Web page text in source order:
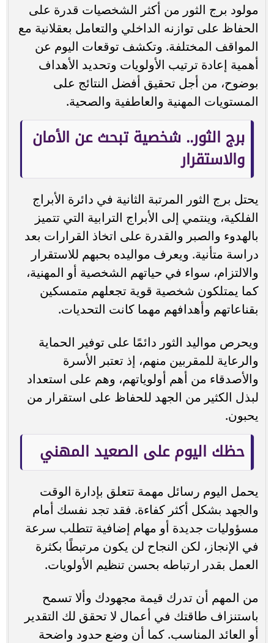
مولود برج الثور من أكثر الشخصيات قدرة على
الحفاظ على توازنه الداخلي والتعامل بعقلانية مع
المواقف المختلفة. وتكشف توقعات اليوم عن
أهمية إعادة ترتيب الأولويات وتحديد الأهداف
بوضوح، من أجل تحقيق أفضل النتائج على
المستويات المهنية والعاطفية والصحية.
برج الثور.. شخصية تبحث عن الأمان
والاستقرار
يحتل برج الثور المرتبة الثانية في دائرة الأبراج
الفلكية، وينتمي إلى الأبراج الترابية التي تتميز
بالهدوء والصبر والقدرة على اتخاذ القرارات بعد
دراسة متأنية. ويعرف مواليده بحبهم للاستقرار
والالتزام، سواء في حياتهم الشخصية أو المهنية،
كما يمتلكون شخصية قوية تجعلهم متمسكين
بقناعاتهم وأهدافهم مهما كانت التحديات.
ويحرص مواليد الثور دائمًا على توفير الحماية
والرعاية للمقربين منهم، إذ تعتبر الأسرة
والأصدقاء من أهم أولوياتهم، وهم على استعداد
لبذل الكثير من الجهد للحفاظ على استقرار من
يحبون.
حظك اليوم على الصعيد المهني
يحمل اليوم رسائل مهمة تتعلق بإدارة الوقت
والجهد بشكل أكثر كفاءة. فقد تجد نفسك أمام
مسؤوليات جديدة أو مهام إضافية تتطلب سرعة
في الإنجاز، لكن النجاح لن يكون مرتبطًا بكثرة
العمل بقدر ارتباطه بحسن تنظيم الأولويات.
من المهم أن تدرك قيمة مجهودك وألا تسمح
باستنزاف طاقتك في أعمال لا تحقق لك التقدير
أو العائد المناسب. كما أن وضع حدود واضحة